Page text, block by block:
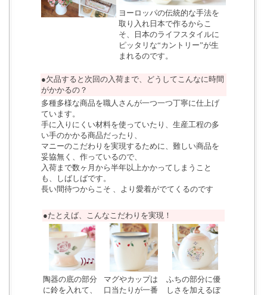
ヨーロッパの伝統的な手法を
取り入れ日本で作るからこ
そ、日本のライフスタイルに
ピッタリな“カントリー”が生
まれるのです。
●欠品すると次回の入荷まで、どうしてこんなに時間
がかかるの？
多種多様な商品を職人さんが一つ一つ丁寧に仕上げ
ています。
手に入りにくい材料を使っていたり、生産工程の多
い手のかかる商品だったり、
マニーのこだわりを実現するために、難しい商品を
妥協無く、作っているので、
入荷まで数ヶ月から半年以上かかってしまうこと
も、しばしばです。
長い間待つからこそ 、より愛着がでてくるのです
●たとえば、こんなこだわりを実現！
陶器の底の部分
に鈴を入れて、
マグやカップは
口当たりが一番
ふちの部分に優
しさを加えるぼ